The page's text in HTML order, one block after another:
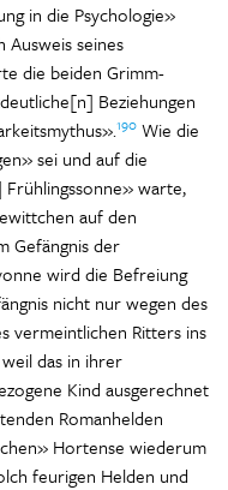
in die Psychologie»
Ausweis seines
die beiden Grimm-
Beziehungen
190 Wie die
sei und auf die
warte,
auf den
Gefängnis der
wird die Befreiung
nicht nur wegen des
vermeintlichen Ritters ins
das in ihrer
Kind ausgerechnet
Romanhelden
Hortense wiederum
feurigen Helden und